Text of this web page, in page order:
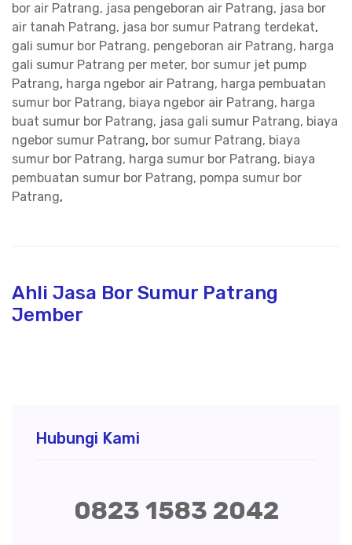
bor air Patrang, jasa pengeboran air Patrang, jasa bor
air tanah Patrang, jasa bor sumur Patrang terdekat,
gali sumur bor Patrang, pengeboran air Patrang, harga
gali sumur Patrang per meter, bor sumur jet pump
Patrang, harga ngebor air Patrang, harga pembuatan
sumur bor Patrang, biaya ngebor air Patrang, harga
buat sumur bor Patrang, jasa gali sumur Patrang, biaya
ngebor sumur Patrang, bor sumur Patrang, biaya
sumur bor Patrang, harga sumur bor Patrang, biaya
pembuatan sumur bor Patrang, pompa sumur bor
Patrang,
Ahli Jasa Bor Sumur Patrang
Jember
Hubungi Kami
0823 1583 2042